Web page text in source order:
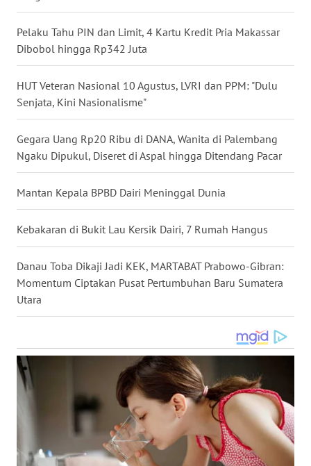
Pelaku Tahu PIN dan Limit, 4 Kartu Kredit Pria Makassar
Dibobol hingga Rp342 Juta
HUT Veteran Nasional 10 Agustus, LVRI dan PPM: "Dulu
Senjata, Kini Nasionalisme"
Gegara Uang Rp20 Ribu di DANA, Wanita di Palembang
Ngaku Dipukul, Diseret di Aspal hingga Ditendang Pacar
Mantan Kepala BPBD Dairi Meninggal Dunia
Kebakaran di Bukit Lau Kersik Dairi, 7 Rumah Hangus
Danau Toba Dikaji Jadi KEK, MARTABAT Prabowo-Gibran:
Momentum Ciptakan Pusat Pertumbuhan Baru Sumatera
Utara
NUSANTARA
WN
JOGJA
WN
JATIM
WN
WN
KALBAR
WN
KALTENG
KALSEL